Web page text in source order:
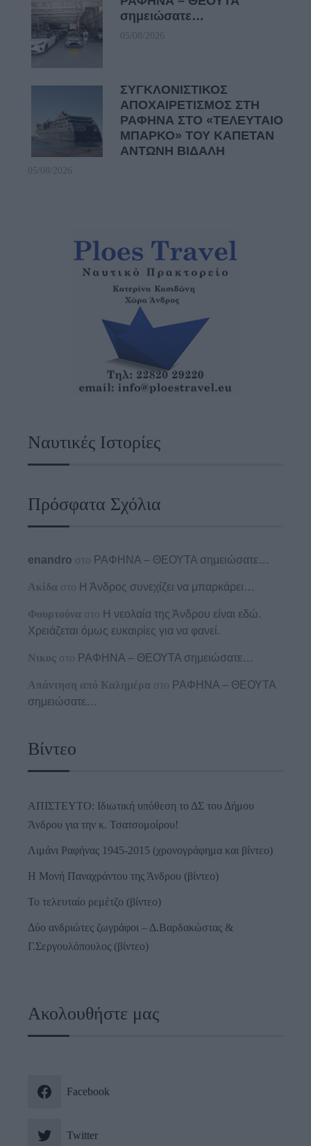
σημειώσατε…
05/08/2026
ΣΥΓΚΛΟΝΙΣΤΙΚΟΣ
ΑΠΟΧΑΙΡΕΤΙΣΜΟΣ ΣΤΗ
ΡΑΦΗΝΑ ΣΤΟ «ΤΕΛΕΥΤΑΙΟ
ΜΠΑΡΚΟ» ΤΟΥ ΚΑΠΕΤΑΝ
ΑΝΤΩΝΗ ΒΙΔΑΛΗ
05/08/2026
Ναυτικές Ιστορίες
Πρόσφατα Σχόλια
enandro στο ΡΑΦΗΝΑ – ΘΕΟΥΤΑ σημειώσατε…
Ακίδα στο Η Άνδρος συνεχίζει να μπαρκάρει…
Φουρτούνα στο Η νεολαία της Άνδρου είναι εδώ.
Χρειάζεται όμως ευκαιρίες για να φανεί.
Νικος στο ΡΑΦΗΝΑ – ΘΕΟΥΤΑ σημειώσατε…
Απάντηση από Καλημέρα στο ΡΑΦΗΝΑ – ΘΕΟΥΤΑ
σημειώσατε…
Βίντεο
ΑΠΙΣΤΕΥΤΟ: Ιδιωτική υπόθεση το ΔΣ του Δήμου
Άνδρου για την κ. Τσατσομοίρου!
Λιμάνι Ραφήνας 1945-2015 (χρονογράφημα και βίντεο)
Η Μονή Παναχράντου της Άνδρου (βίντεο)
Το τελευταίο ρεμέτζο (βίντεο)
Δύο ανδριώτες ζωγράφοι – Δ.Βαρδακώστας &
Γ.Σεργουλόπουλος (βίντεο)
Ακολουθήστε μας
Facebook
Twitter